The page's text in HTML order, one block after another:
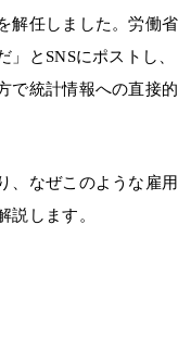
解任しました。労働省
とSNSにポストし、
で統計情報への直接的
、なぜこのような雇用
説します。